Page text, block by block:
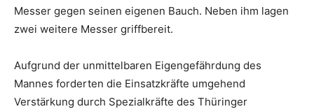
Messer gegen seinen eigenen Bauch. Neben ihm lagen
zwei weitere Messer griffbereit.
Aufgrund der unmittelbaren Eigengefährdung des
Mannes forderten die Einsatzkräfte umgehend
Verstärkung durch Spezialkräfte des Thüringer